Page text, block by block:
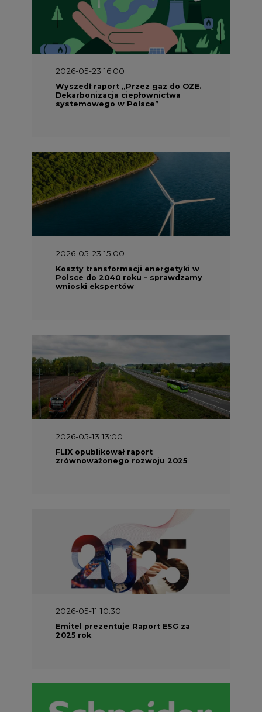
2026-05-23 16:00
Wyszedł raport „Przez gaz do OZE.
Dekarbonizacja ciepłownictwa
systemowego w Polsce”
2026-05-23 15:00
Koszty transformacji energetyki w
Polsce do 2040 roku – sprawdzamy
wnioski ekspertów
2026-05-13 13:00
FLIX opublikował raport
zrównoważonego rozwoju 2025
2026-05-11 10:30
Emitel prezentuje Raport ESG za
2025 rok